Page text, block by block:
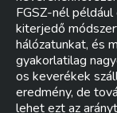
FGSZ-nél
kiterjedő
hálózatunkat, és
gyakorlatilag
os keverékek
eredmény, de
lehet ezt az